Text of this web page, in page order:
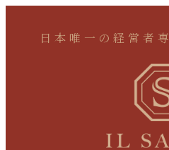
日本唯一の経営者